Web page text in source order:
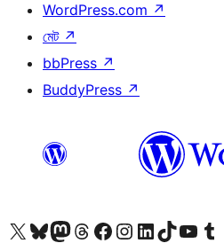
WordPress.com ↗
মেট ↗
bbPress ↗
BuddyPress ↗
আমাৰ X (আগৰ Twitter) একাউণ্টলৈ যাওকআমাৰ Bluesky একাউণ্টলৈ যাওকআমাৰ Mastodon একাউণ্টলৈ যাওকআমাৰ Threads একাউণ্টলৈ যাওকআমাৰ Facebook পৃষ্ঠালৈ যাওকআমাৰ Instagram একাউণ্টলৈ যাওকআমাৰ LinkedIn একাউণ্টলৈ যাওকআমাৰ TikTok একাউণ্টলৈ যাওকআমাৰ YouTube চেনেললৈ যাওকআমাৰ Tumblr একাউণ্টলৈ যাওক